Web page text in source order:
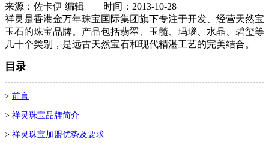
来源：佐卡伊 编辑 时间：2013-10-28
祥灵是香港金万年珠宝国际集团旗下专注于开发、经营天然宝
玉石的珠宝品牌。产品包括翡翠、玉髓、玛瑙、水晶、碧玺等
几十个类别，是远古天然宝石和现代精湛工艺的完美结合。
目录
> 前言
> 祥灵珠宝品牌简介
> 祥灵珠宝加盟优势及要求